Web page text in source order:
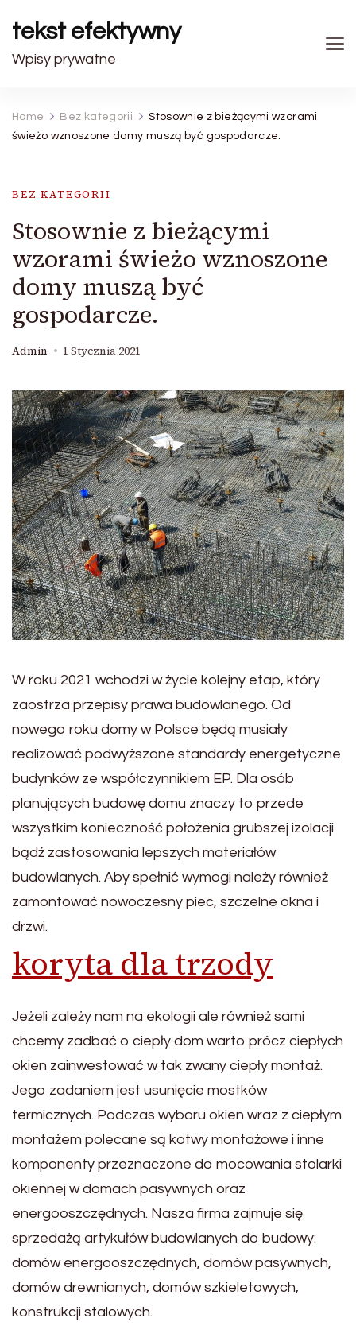
tekst efektywny
Wpisy prywatne
Home Bez kategorii
Stosownie z bieżącymi wzorami
świeżo wznoszone domy muszą być gospodarcze.
BEZ KATEGORII
Stosownie z bieżącymi
wzorami świeżo wznoszone
domy muszą być
gospodarcze.
Admin 1 Stycznia 2021
W roku 2021 wchodzi w życie kolejny etap, który
zaostrza przepisy prawa budowlanego. Od
nowego roku domy w Polsce będą musiały
realizować podwyższone standardy energetyczne
budynków ze współczynnikiem EP. Dla osób
planujących budowę domu znaczy to przede
wszystkim konieczność położenia grubszej izolacji
bądź zastosowania lepszych materiałów
budowlanych. Aby spełnić wymogi należy również
zamontować nowoczesny piec, szczelne okna i
drzwi.
koryta dla trzody
Jeżeli zależy nam na ekologii ale również sami
chcemy zadbać o ciepły dom warto prócz ciepłych
okien zainwestować w tak zwany ciepły montaż.
Jego zadaniem jest usunięcie mostków
termicznych. Podczas wyboru okien wraz z ciepłym
montażem polecane są kotwy montażowe i inne
komponenty przeznaczone do mocowania stolarki
okiennej w domach pasywnych oraz
energooszczędnych. Nasza firma zajmuje się
sprzedażą artykułów budowlanych do budowy:
domów energooszczędnych, domów pasywnych,
domów drewnianych, domów szkieletowych,
konstrukcji stalowych.